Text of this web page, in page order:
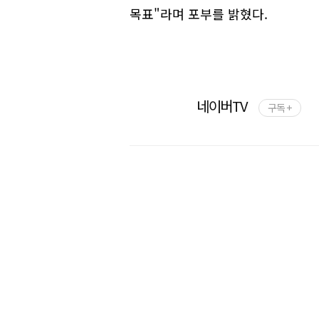
목표"라며 포부를 밝혔다.
네이버TV 구독 +